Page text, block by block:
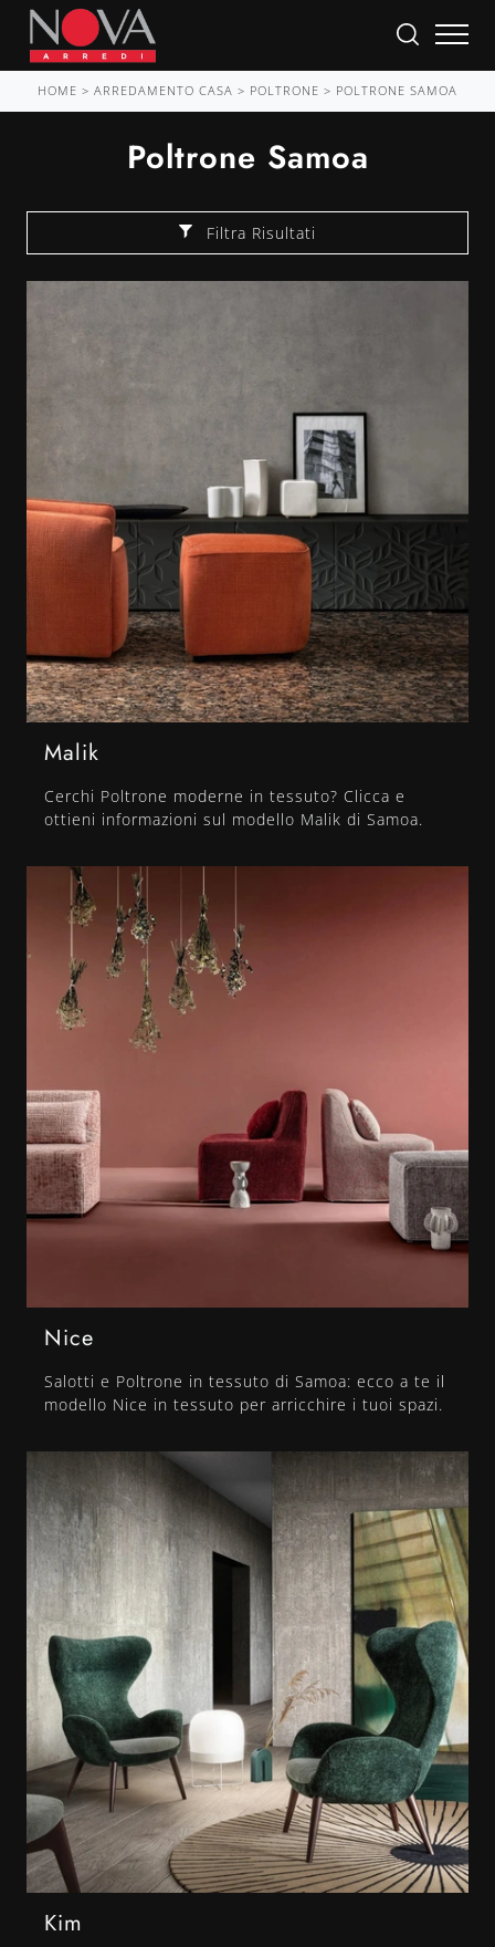
HOME > ARREDAMENTO CASA > POLTRONE > POLTRONE SAMOA
Poltrone Samoa
Filtra Risultati
Malik
Cerchi Poltrone moderne in tessuto? Clicca e
ottieni informazioni sul modello Malik di Samoa.
Nice
Salotti e Poltrone in tessuto di Samoa: ecco a te il
modello Nice in tessuto per arricchire i tuoi spazi.
Kim